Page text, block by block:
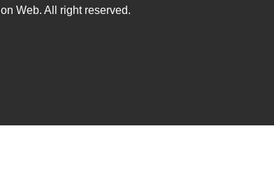
Web. All right reserved.